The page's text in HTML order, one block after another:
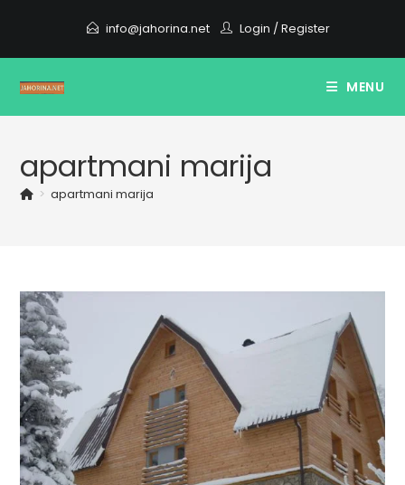
content
info@jahorina.net Login /Register
MENU
apartmani marija
> apartmani marija